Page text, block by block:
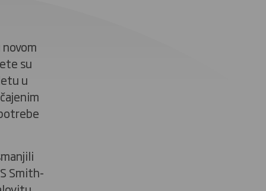
su
u
Smith-